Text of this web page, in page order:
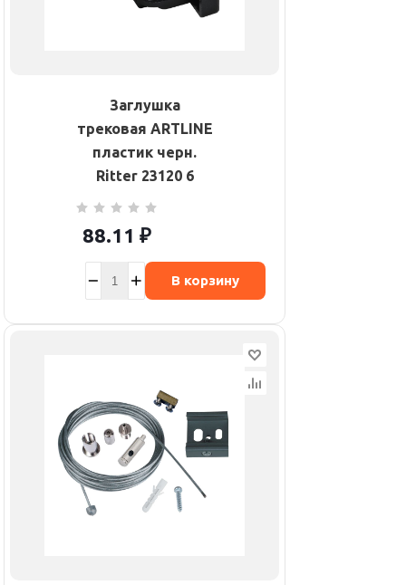
Заглушка
трековая ARTLINE
пластик черн.
Ritter 23120 6
88.11 ₽
В корзину